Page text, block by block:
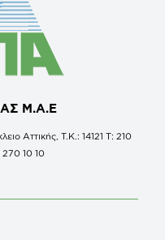
Μ.Α.Ε
Αττικής, Τ.Κ.: 14121 Τ: 210
10 10